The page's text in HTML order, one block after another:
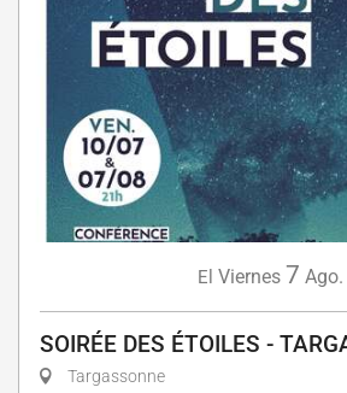
El Viernes 7 Ago.
SOIRÉE DES ÉTOILES -
Targassonne